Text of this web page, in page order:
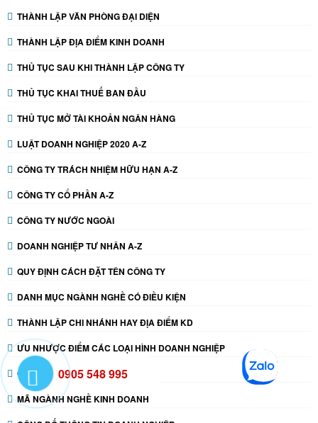
THÀNH LẬP VĂN PHÒNG ĐẠI DIỆN
THÀNH LẬP ĐỊA ĐIỂM KINH DOANH
THỦ TỤC SAU KHI THÀNH LẬP CÔNG TY
THỦ TỤC KHAI THUẾ BAN ĐẦU
THỦ TỤC MỞ TÀI KHOẢN NGÂN HÀNG
LUẬT DOANH NGHIỆP 2020 A-Z
CÔNG TY TRÁCH NHIỆM HỮU HẠN A-Z
CÔNG TY CỔ PHẦN A-Z
CÔNG TY NƯỚC NGOÀI
DOANH NGHIỆP TƯ NHÂN A-Z
QUY ĐỊNH CÁCH ĐẶT TÊN CÔNG TY
DANH MỤC NGÀNH NGHỀ CÓ ĐIỀU KIỆN
THÀNH LẬP CHI NHÁNH HAY ĐỊA ĐIỂM KD
ƯU NHƯỢC ĐIỂM CÁC LOẠI HÌNH DOANH NGHIỆP
CHI NHÁNH - VPĐD - ĐỊA ĐIỂM KD
MÃ NGÀNH NGHỀ KINH DOANH
0905 548 995